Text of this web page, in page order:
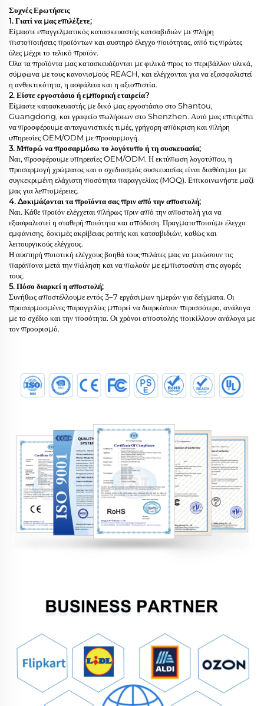
Συχνές Ερωτήσεις
1. Γιατί να μας επιλέξετε;
Είμαστε επαγγελματικός κατασκευαστής κατσαβιδιών με πλήρη
πιστοποιήσεις προϊόντων και αυστηρό έλεγχο ποιότητας, από τις πρώτες
ύλες μέχρι το τελικό προϊόν.
Όλα τα προϊόντα μας κατασκευάζονται με φιλικά προς το περιβάλλον υλικά,
σύμφωνα με τους κανονισμούς REACH, και ελέγχονται για να εξασφαλιστεί
η ανθεκτικότητα, η ασφάλεια και η αξιοπιστία.
2. Είστε εργοστάσιο ή εμπορική εταιρεία?
Είμαστε κατασκευαστής με δικό μας εργοστάσιο στο Shantou,
Guangdong, και γραφείο πωλήσεων στο Shenzhen. Αυτό μας επιτρέπει
να προσφέρουμε ανταγωνιστικές τιμές, γρήγορη απόκριση και πλήρη
υπηρεσίες OEM/ODM με προσαρμογή.
3. Μπορώ να προσαρμόσω το λογότυπο ή τη συσκευασία;
Ναι, προσφέρουμε υπηρεσίες OEM/ODM. Η εκτύπωση λογοτύπου, η
προσαρμογή χρώματος και ο σχεδιασμός συσκευασίας είναι διαθέσιμοι με
συγκεκριμένη ελάχιστη ποσότητα παραγγελίας (MOQ). Επικοινωνήστε μαζί
μας για λεπτομέρειες.
4. Δοκιμάζονται τα προϊόντα σας πριν από την αποστολή;
Ναι. Κάθε προϊόν ελέγχεται πλήρως πριν από την αποστολή για να
εξασφαλιστεί η σταθερή ποιότητα και απόδοση. Πραγματοποιούμε έλεγχο
εμφάνισης, δοκιμές ακρίβειας ροπής και κατσαβιδιών, καθώς και
λειτουργικούς ελέγχους.
Η αυστηρή ποιοτική ελέγχους βοηθά τους πελάτες μας να μειώσουν τις
παράπονα μετά την πώληση και να πωλούν με εμπιστοσύνη στις αγορές
τους.
5. Πόσο διαρκεί η αποστολή;
Συνήθως αποστέλλουμε εντός 3–7 εργάσιμων ημερών για δείγματα. Οι
προσαρμοσμένες παραγγελίες μπορεί να διαρκέσουν περισσότερο, ανάλογα
με το σχέδιο και την ποσότητα. Οι χρόνοι αποστολής ποικίλλουν ανάλογα με
τον προορισμό.